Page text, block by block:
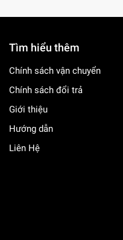
Tìm hiểu thêm
Chính sách vận chuyển
Chính sách đổi trả
Giới thiệu
Hướng dẫn
Liên Hệ